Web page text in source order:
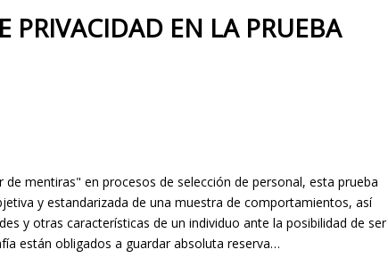
PRIVACIDAD EN LA PRUEBA
mentiras" en procesos de selección de personal, esta prueba
y estandarizada de una muestra de comportamientos, así
y otras características de un individuo ante la posibilidad de ser
están obligados a guardar absoluta reserva…